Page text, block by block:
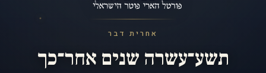
אחרית דבר
תשע־עשרה שנים אחר־כך